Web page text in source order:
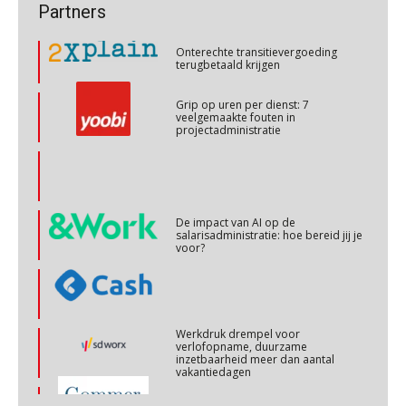
Partners
Grip op uren per dienst: 7
veelgemaakte fouten in
Aanpassingen Wet toekomst
pensioenen, de tijd dringt!
OKT
04
NOV
Cursus Werkkostenregeling
MOCuitgevers
05
Cursus Wwft en AI
NOV
Online cursus Regeling vervroegde uittreding/zwaar werk en Wet bedrag ineens
MOCuitgevers